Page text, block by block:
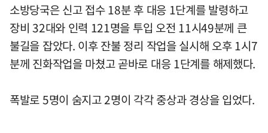
소방당국은 신고 접수 18분 후 대응 1단계를 발령하고
장비 32대와 인력 121명을 투입 오전 11시49분께 큰
불길을 잡았다. 이후 잔불 정리 작업을 실시해 오후 1시7
분께 진화작업을 마쳤고 곧바로 대응 1단계를 해제했다.
폭발로 5명이 숨지고 2명이 각각 중상과 경상을 입었다.